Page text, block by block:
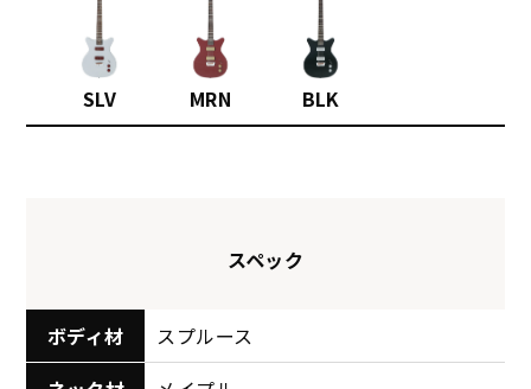
SLV MRN BLK
スペック
ボディ材
スプルース